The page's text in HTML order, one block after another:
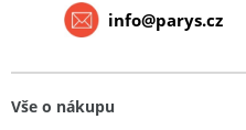
info@parys.cz
Vše o nákupu